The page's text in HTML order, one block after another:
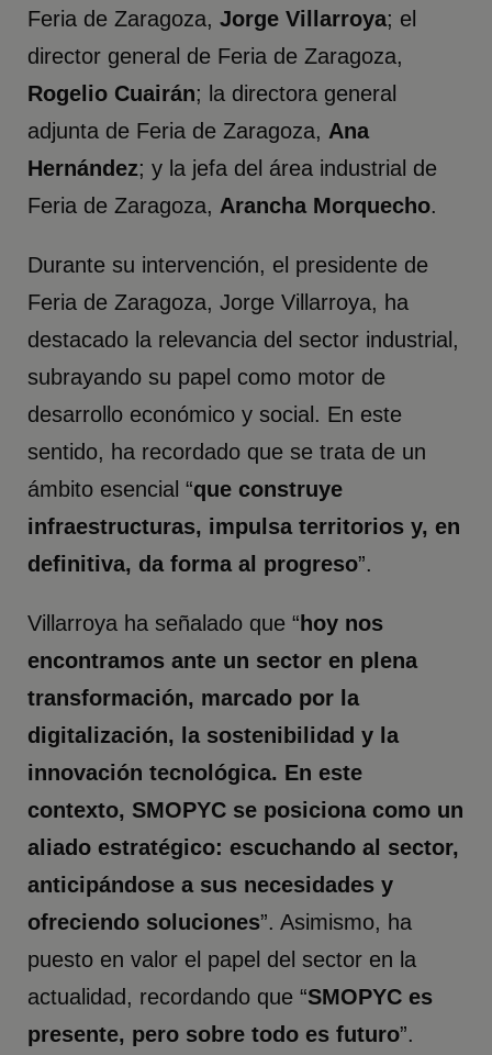
Feria de Zaragoza,Jorge Villarroya; el
director general de Feria de Zaragoza,
Rogelio Cuairán; la directora general
adjunta de Feria de Zaragoza, Ana
Hernández; y la jefa del área industrial de
Feria de Zaragoza, Arancha Morquecho.
Durante su intervención, el presidente de
Feria de Zaragoza, Jorge Villarroya, ha
destacado la relevancia del sector industrial,
subrayando su papel como motor de
desarrollo económico y social. En este
sentido, ha recordado que se trata de un
ámbito esencial “que construye
infraestructuras, impulsa territorios y, en
definitiva, da forma al progreso”.
Villarroya ha señalado que “ hoy nos
encontramos ante un sector en plena
transformación, marcado por la
digitalización, la sostenibilidad y la
innovación tecnológica. En este
contexto, SMOPYC se posiciona como un
aliado estratégico: escuchando al sector,
anticipándose a sus necesidades y
ofreciendo soluciones”. Asimismo, ha
puesto en valor el papel del sector en la
actualidad, recordando que “SMOPYC es
presente, pero sobre todo es futuro”.